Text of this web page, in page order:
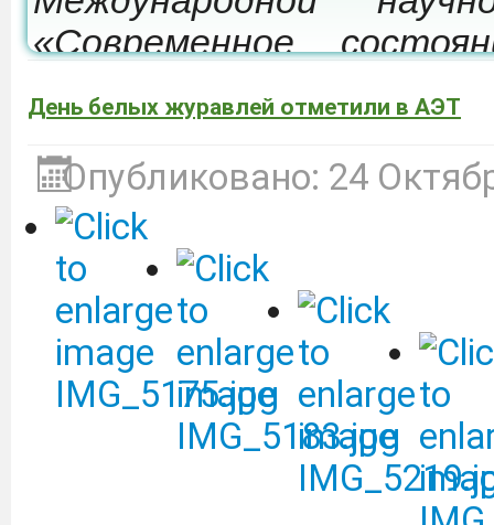
«Современное
которая состоится 24-
Депобразования
участие в
культуре
ВТБ (ПАО).Подробнее
Объявление о сдаче в
оборудованием.
День белых журавлей отметили в АЭТ
Опубликовано: 24